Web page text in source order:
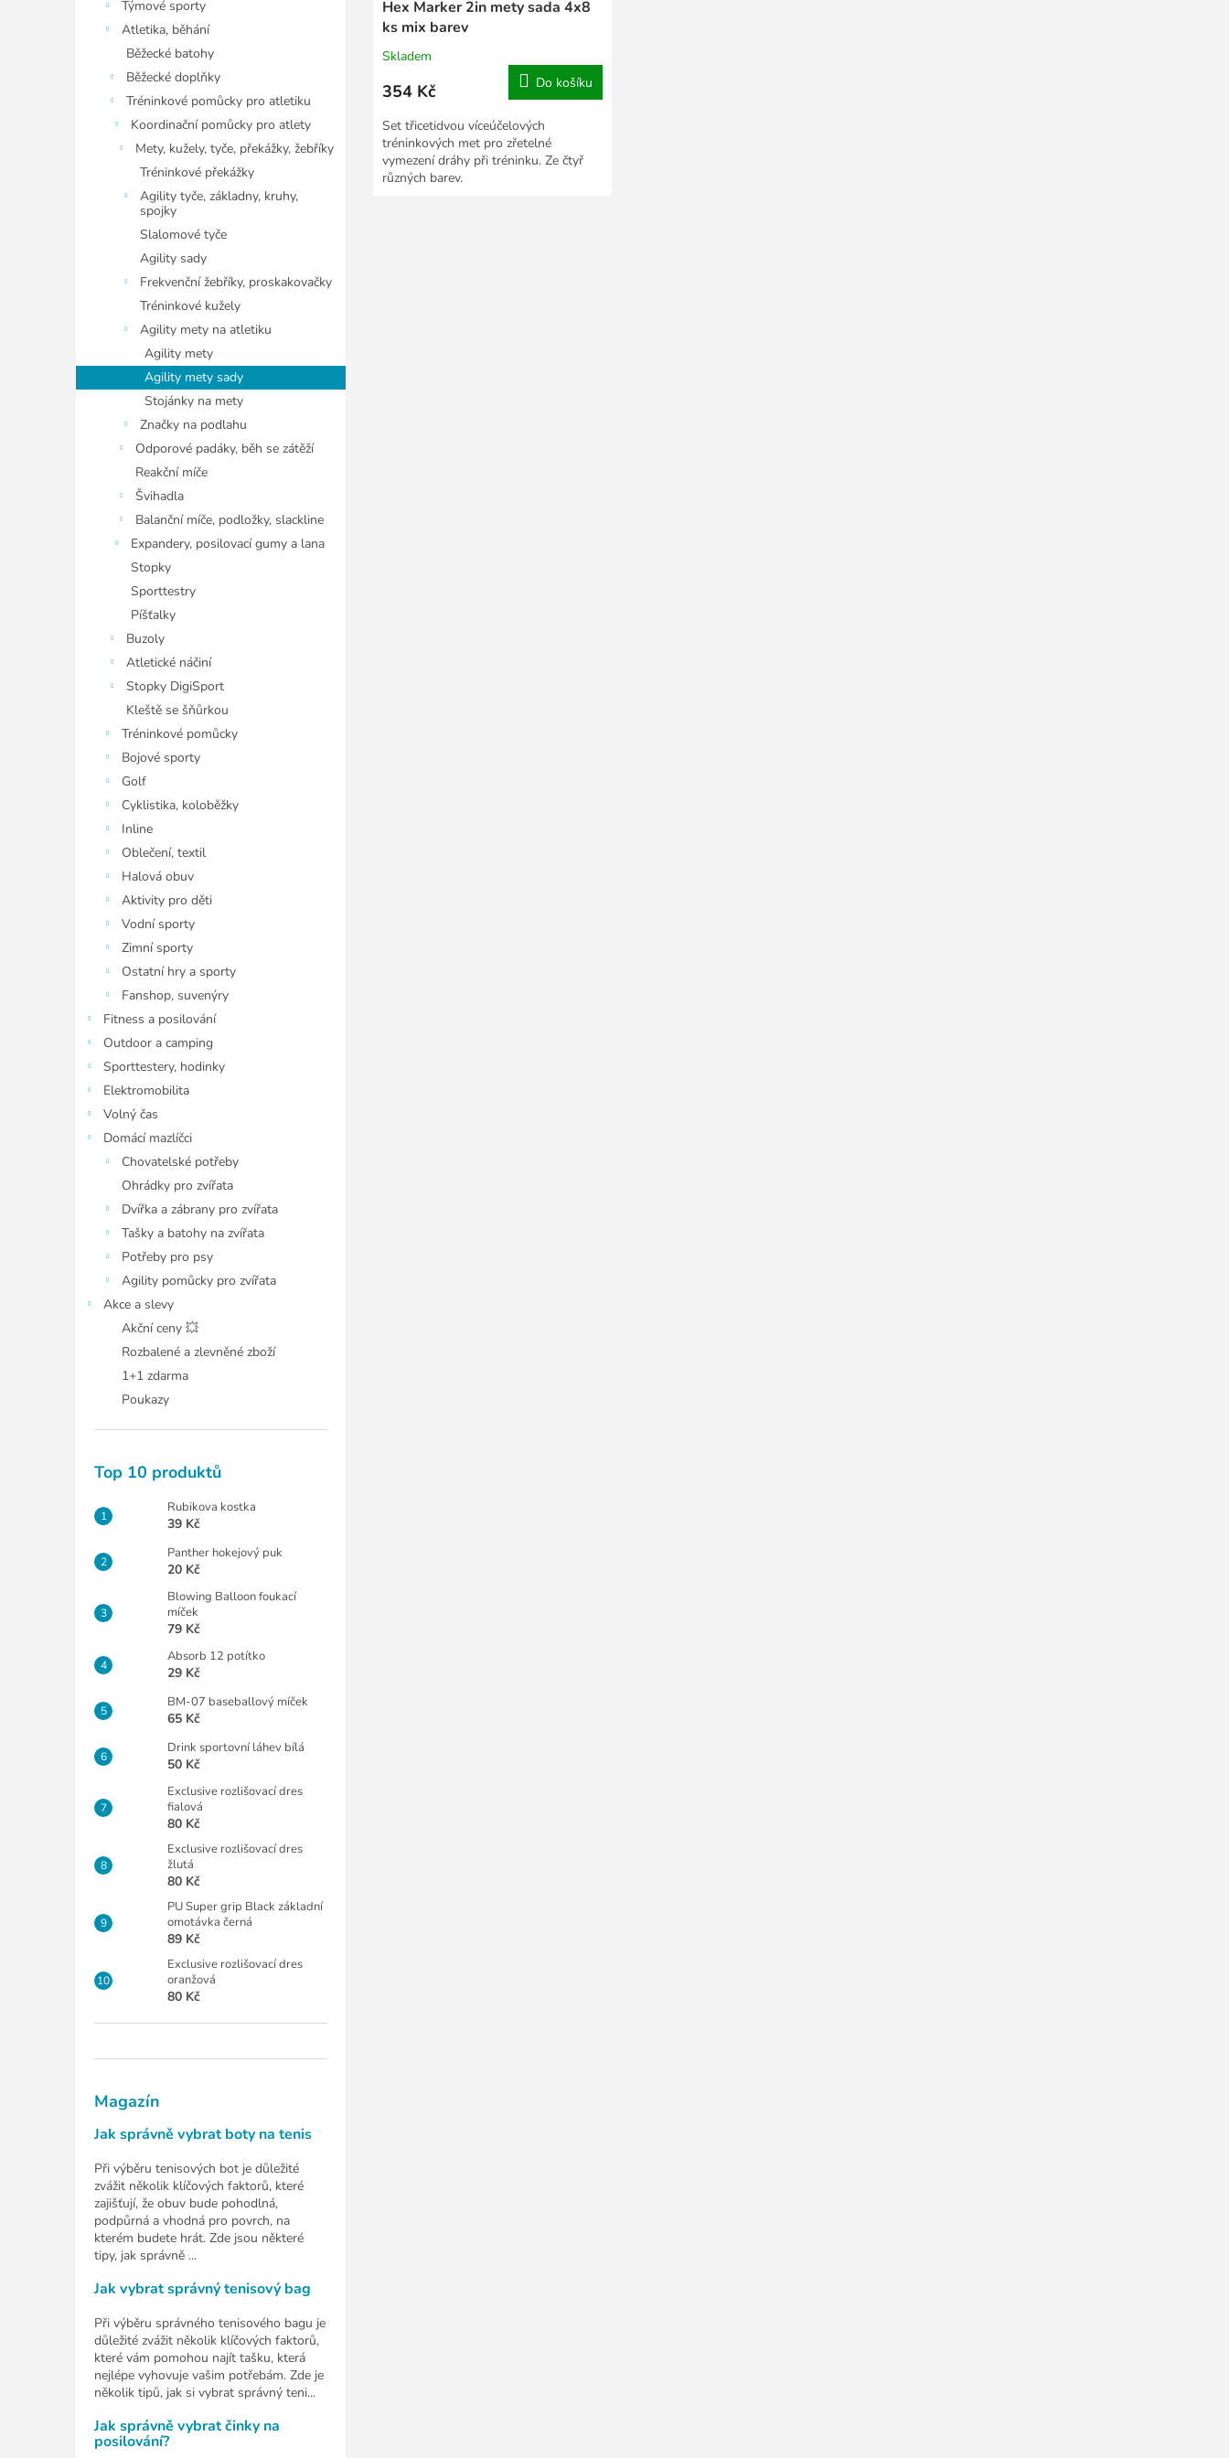
Týmové sporty
Atletika, běhání
Běžecké batohy
Běžecké doplňky
Tréninkové pomůcky pro atletiku
Koordinační pomůcky pro atlety
Mety, kužely, tyče, překážky, žebříky
Tréninkové překážky
Agility tyče, základny, kruhy,
spojky
Slalomové tyče
Agility sady
Frekvenční žebříky, proskakovačky
Tréninkové kužely
Agility mety na atletiku
Agility mety
Agility mety sady
Stojánky na mety
Značky na podlahu
Odporové padáky, běh se zátěží
Reakční míče
Švihadla
Balanční míče, podložky, slackline
Expandery, posilovací gumy a lana
Stopky
Sporttestry
Píšťalky
Buzoly
Atletické náčiní
Stopky DigiSport
Kleště se šňůrkou
Tréninkové pomůcky
Bojové sporty
Golf
Cyklistika, koloběžky
Inline
Oblečení, textil
Halová obuv
Aktivity pro děti
Vodní sporty
Zimní sporty
Ostatní hry a sporty
Fanshop, suvenýry
Fitness a posilování
Outdoor a camping
Sporttestery, hodinky
Elektromobilita
Volný čas
Domácí mazlíčci
Chovatelské potřeby
Ohrádky pro zvířata
Dvířka a zábrany pro zvířata
Tašky a batohy na zvířata
Potřeby pro psy
Agility pomůcky pro zvířata
Akce a slevy
Akční ceny 💥
Rozbalené a zlevněné zboží
1+1 zdarma
Poukazy
Top 10 produktů
Rubikova kostka
39 Kč
Panther hokejový puk
20 Kč
Blowing Balloon foukací
míček
79 Kč
Absorb 12 potítko
29 Kč
BM-07 baseballový míček
65 Kč
Drink sportovní láhev bílá
50 Kč
Exclusive rozlišovací dres
fialová
80 Kč
Exclusive rozlišovací dres
žlutá
80 Kč
PU Super grip Black základní
omotávka černá
89 Kč
Exclusive rozlišovací dres
oranžová
80 Kč
Magazín
Jak správně vybrat boty na tenis
Při výběru tenisových bot je důležité
zvážit několik klíčových faktorů, které
zajišťují, že obuv bude pohodlná,
podpůrná a vhodná pro povrch, na
kterém budete hrát. Zde jsou některé
tipy, jak správně ...
Jak vybrat správný tenisový bag
Při výběru správného tenisového bagu je
důležité zvážit několik klíčových faktorů,
které vám pomohou najít tašku, která
nejlépe vyhovuje vašim potřebám. Zde je
několik tipů, jak si vybrat správný teni...
Jak správně vybrat činky na
posilování?
Hex Marker 2in mety sada 4x8
ks mix barev
Skladem
354 Kč Do košíku
Set třicetidvou víceúčelových
tréninkových met pro zřetelné
vymezení dráhy při tréninku. Ze čtyř
různých barev.